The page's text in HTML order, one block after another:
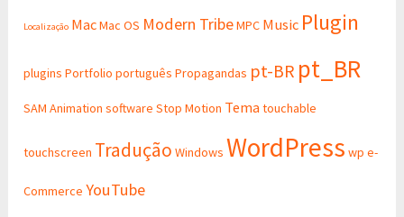
Localização MacMac OS Modern TribeMPC Music Plugin
plugins Portfolio português Propagandas pt-BR pt_BR
SAM Animation software Stop Motion Tema touchable
touchscreen Tradução Windows WordPress wp e-
Commerce YouTube